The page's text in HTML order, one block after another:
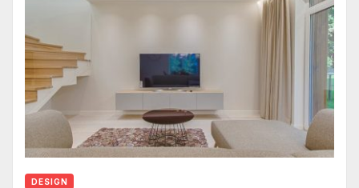
DESIGN